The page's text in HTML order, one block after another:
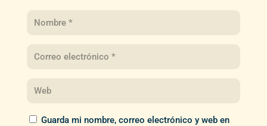
Guarda mi nombre, correo electrónico y web en